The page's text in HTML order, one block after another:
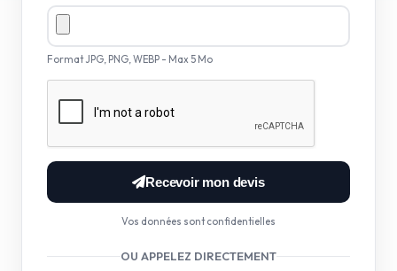
Format JPG, PNG, WEBP - Max 5 Mo
Recevoir mon devis
Vos données sont confidentielles
OU APPELEZ DIRECTEMENT